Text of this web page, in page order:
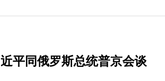
平同俄罗斯总统普京会谈